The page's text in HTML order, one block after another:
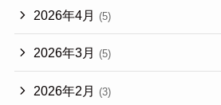
2026年4月 (5)
2026年3月 (5)
2026年2月 (3)